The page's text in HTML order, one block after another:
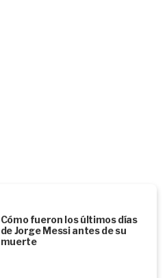
Cómo fueron los últimos días
de Jorge Messi antes de su
muerte